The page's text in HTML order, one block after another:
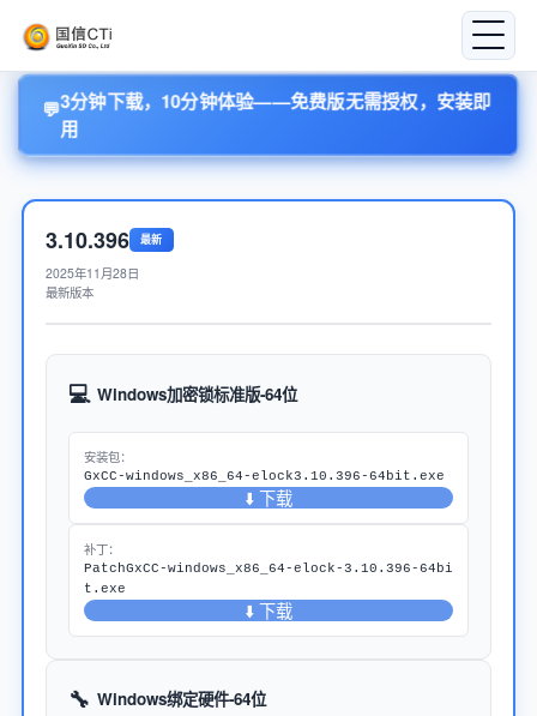
💬3分钟下载，10分钟体验——免费版无需授权，安装即
用
3.10.396 最新
2025年11月28日
最新版本
💻 Windows加密锁标准版-64位
安装包：
GxCC-windows_x86_64-elock3.10.396-64bit.exe
⬇️ 下载
补丁：
PatchGxCC-windows_x86_64-elock-3.10.396-64bi
t.exe
⬇️ 下载
🔧 Windows绑定硬件-64位